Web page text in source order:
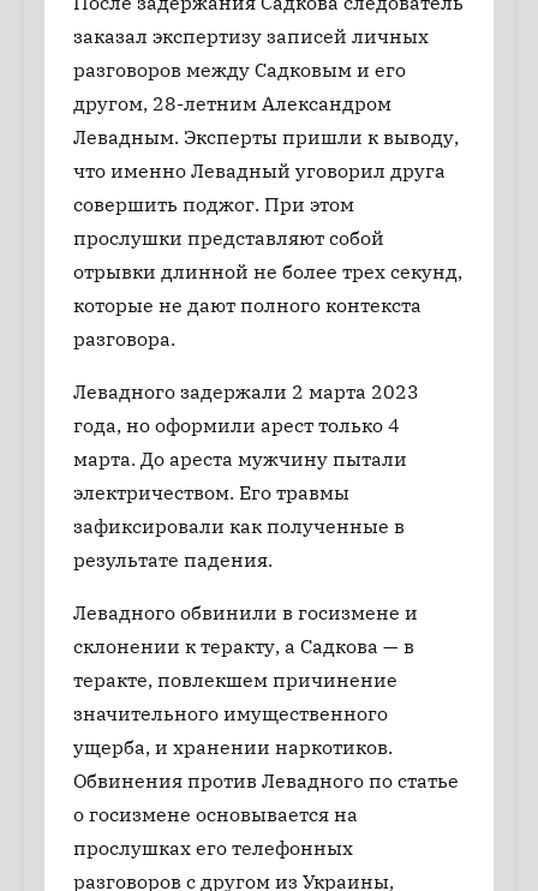
заказал экспертизу записей личных
разговоров между Садковым и его
другом, 28-летним Александром
Левадным. Эксперты пришли к выводу,
что именно Левадный уговорил друга
совершить поджог. При этом
прослушки представляют собой
отрывки длинной не более трех секунд,
которые не дают полного контекста
разговора.
Левадного задержали 2 марта 2023
года, но оформили арест только 4
марта. До ареста мужчину пытали
электричеством. Его травмы
зафиксировали как полученные в
результате падения.
Левадного обвинили в госизмене и
склонении к теракту, а Садкова — в
теракте, повлекшем причинение
значительного имущественного
ущерба, и хранении наркотиков.
Обвинения против Левадного по статье
о госизмене основывается на
прослушках его телефонных
разговоров с другом из Украины,